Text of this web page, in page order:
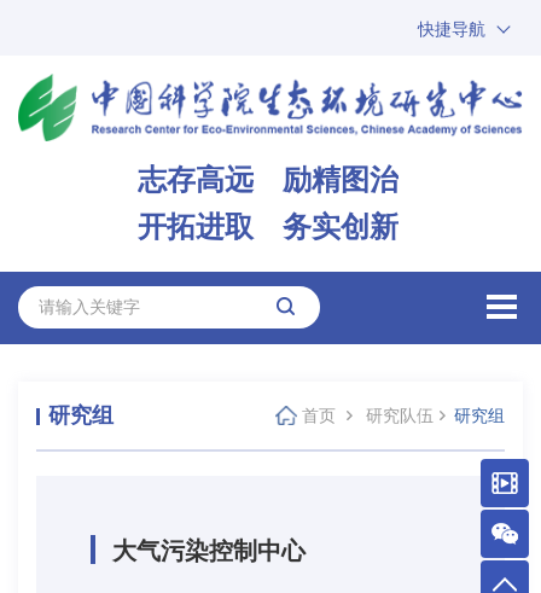
快捷导航
ARP
邮箱
志存高远 励精图治
开拓进取 务实创新
研究组 首页 研究队伍 研究组
大气污染控制中心